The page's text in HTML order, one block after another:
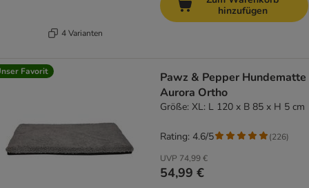
4 Varianten
hinzufügen
Favorit
Pawz & Pepper Hundematte
Aurora Ortho
Größe: XL: L 120 x B 85 x H 5 cm
UVP 74,99 €
54,99 €
Rating: 4.6/5 (226)